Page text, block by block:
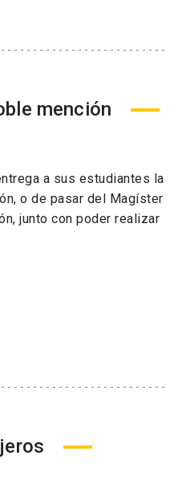
mención
a sus estudiantes la
o de pasar del Magíster
junto con poder realizar